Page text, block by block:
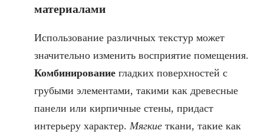
материалами
Использование различных текстур может
значительно изменить восприятие помещения.
Комбинирование гладких поверхностей с
грубыми элементами, такими как древесные
панели или кирпичные стены, придаст
интерьеру характер. Мягкие ткани, такие как